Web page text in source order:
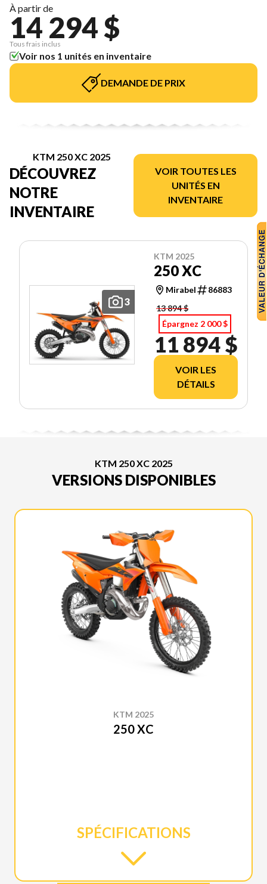
À partir de
14 294 $
Tous frais inclus
Voir nos 1 unités en inventaire
DEMANDE DE PRIX
KTM 250 XC 2025
DÉCOUVREZ
NOTRE
INVENTAIRE
VOIR TOUTES LES
UNITÉS EN
INVENTAIRE
3
KTM 2025
250 XC
Mirabel
86883
13 894 $
Épargnez 2 000 $
11 894 $
VOIR LES
DÉTAILS
KTM 250 XC 2025
VERSIONS DISPONIBLES
KTM 2025
250 XC
SPÉCIFICATIONS